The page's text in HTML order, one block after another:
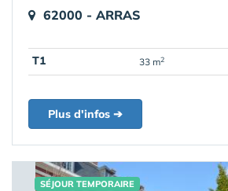
62000 - ARRAS
T1 33 m2
Plus d'infos ➔
SÉJOUR TEMPORAIRE